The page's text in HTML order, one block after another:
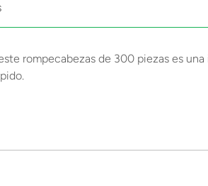
rompecabezas de 300 piezas es